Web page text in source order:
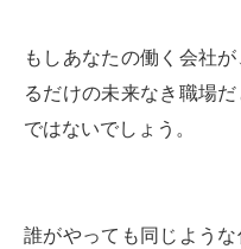
もしあなたの働く会社
るだけの未来なき職場
ではないでしょう。
誰がやっても同じよう